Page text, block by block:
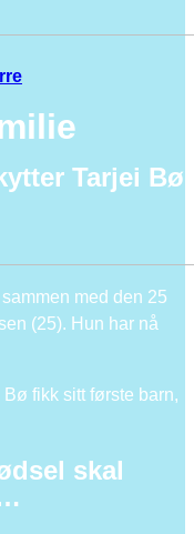
Tarjei Bø
med den 25
(25). Hun har nå
fikk sitt første barn,
skal